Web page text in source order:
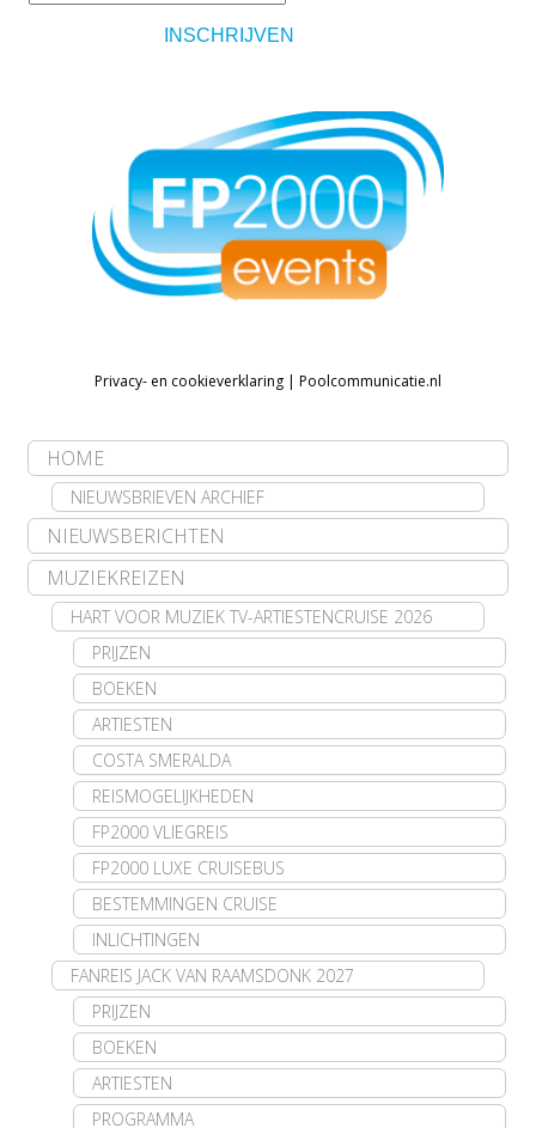
Privacy- en cookieverklaring | Poolcommunicatie.nl
HOME
NIEUWSBRIEVEN ARCHIEF
NIEUWSBERICHTEN
MUZIEKREIZEN
HART VOOR MUZIEK TV-ARTIESTENCRUISE 2026
PRIJZEN
BOEKEN
ARTIESTEN
COSTA SMERALDA
REISMOGELIJKHEDEN
FP2000 VLIEGREIS
FP2000 LUXE CRUISEBUS
BESTEMMINGEN CRUISE
INLICHTINGEN
FANREIS JACK VAN RAAMSDONK 2027
PRIJZEN
BOEKEN
ARTIESTEN
PROGRAMMA